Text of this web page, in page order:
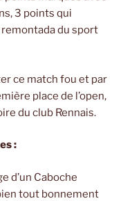
3 points qui
du sport
ce match fou et par
place de l’open,
du club Rennais.
:
d’un Caboche
tout bonnement